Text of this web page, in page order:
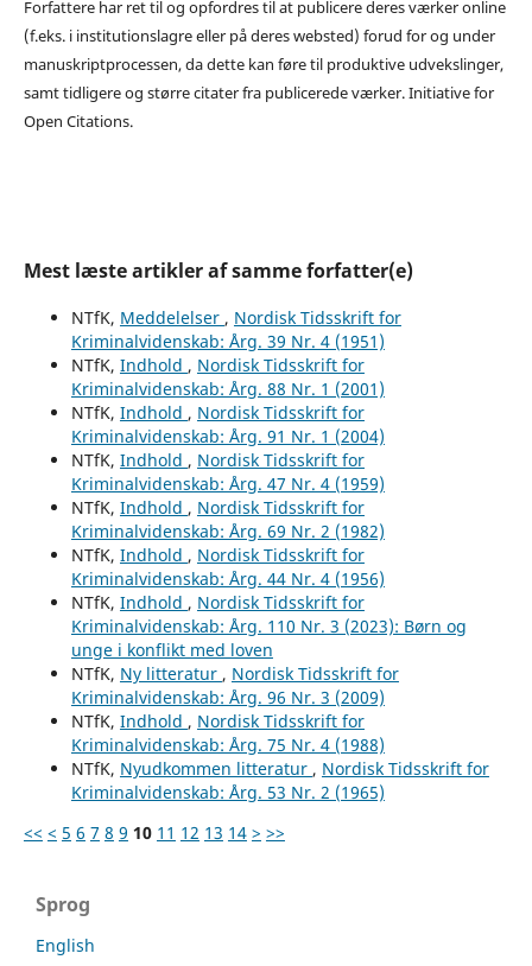
Forfattere har ret til og opfordres til at publicere deres værker online
(f.eks. i institutionslagre eller på deres websted) forud for og under
manuskriptprocessen, da dette kan føre til produktive udvekslinger,
samt tidligere og større citater fra publicerede værker. Initiative for
Open Citations.
Mest læste artikler af samme forfatter(e)
NTfK, Meddelelser , Nordisk Tidsskrift for
Kriminalvidenskab: Årg. 39 Nr. 4 (1951)
NTfK, Indhold , Nordisk Tidsskrift for
Kriminalvidenskab: Årg. 88 Nr. 1 (2001)
NTfK, Indhold , Nordisk Tidsskrift for
Kriminalvidenskab: Årg. 91 Nr. 1 (2004)
NTfK, Indhold , Nordisk Tidsskrift for
Kriminalvidenskab: Årg. 47 Nr. 4 (1959)
NTfK, Indhold , Nordisk Tidsskrift for
Kriminalvidenskab: Årg. 69 Nr. 2 (1982)
NTfK, Indhold , Nordisk Tidsskrift for
Kriminalvidenskab: Årg. 44 Nr. 4 (1956)
NTfK, Indhold , Nordisk Tidsskrift for
Kriminalvidenskab: Årg. 110 Nr. 3 (2023): Børn og
unge i konflikt med loven
NTfK, Ny litteratur , Nordisk Tidsskrift for
Kriminalvidenskab: Årg. 96 Nr. 3 (2009)
NTfK, Indhold , Nordisk Tidsskrift for
Kriminalvidenskab: Årg. 75 Nr. 4 (1988)
NTfK, Nyudkommen litteratur , Nordisk Tidsskrift for
Kriminalvidenskab: Årg. 53 Nr. 2 (1965)
<< < 5 6 7 8 9 10 11 12 13 14 > >>
Sprog
English